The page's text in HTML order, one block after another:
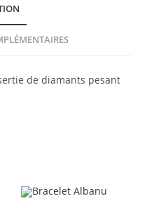
de diamants pesant